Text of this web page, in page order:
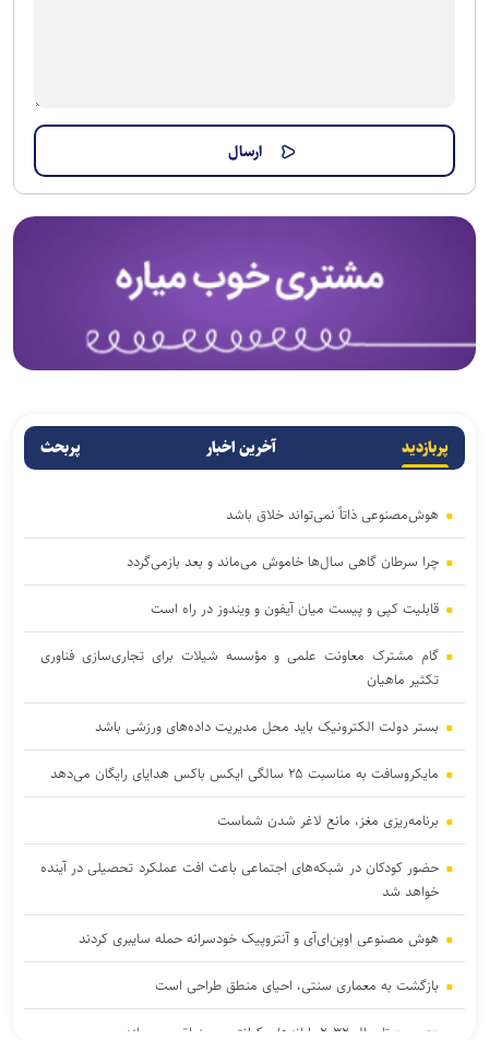
پربازدید آخرین اخبار پربحث
هوش‌مصنوعی ذاتاً نمی‌تواند خلاق باشد
چرا سرطان گاهی سال‌ها خاموش می‌ماند و بعد بازمی‌گردد
قابلیت کپی و پیست میان آیفون و ویندوز در راه است
گام مشترک معاونت علمی و مؤسسه شیلات برای تجاری‌سازی فناوری
تکثیر ماهیان
بستر دولت الکترونیک باید محل مدیریت داده‌‌های ورزشی باشد
مایکروسافت به مناسبت ۲۵ سالگی ایکس باکس هدایای رایگان می‌دهد
برنامه‌ریزی مغز، مانع لاغر شدن‌ شماست
حضور کودکان در شبکه‌های اجتماعی باعث افت عملکرد تحصیلی در آینده
خواهد شد
هوش مصنوعی اوپن‌ای‌آی و آنتروپیک خودسرانه حمله سایبری کردند
بازگشت به معماری سنتی، احیای منطق طراحی است
«دی‌ویو» تا سال ۲۰۳۲ رایانه‌های کوانتومی منطقی می‌سازد